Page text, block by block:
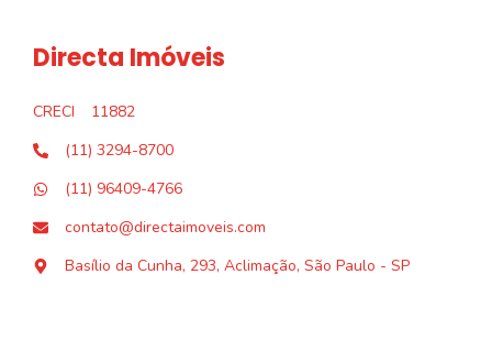
Directa Imóveis
CRECI
11882
(11) 3294-8700
(11) 96409-4766
contato@directaimoveis.com
Basílio da Cunha, 293, Aclimação, São Paulo - SP